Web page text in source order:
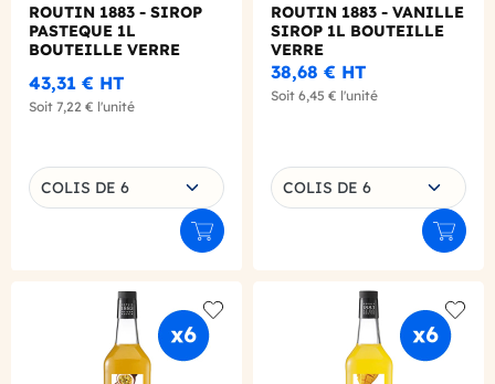
ROUTIN 1883 - SIROP
PASTEQUE 1L
BOUTEILLE VERRE
43,31 € HT
Soit 7,22 € l'unité
Choisissez une déclinaison
COLIS DE 6
Ajouter au panier
ROUTIN 1883 - VANILLE
SIROP 1L BOUTEILLE
VERRE
38,68 € HT
Soit 6,45 € l'unité
Choisissez une déclinaison
COLIS DE 6
Add to wishlist Add